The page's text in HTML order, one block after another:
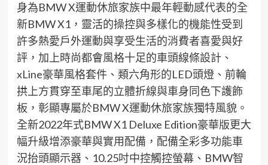
身為BMW X運動休旅家族中最年輕動感代表的全
新BMW X1，靈活的操控與多樣化的機能性受到
許多熱愛戶外運動與享受生活的消費者喜愛與好
評，加上時尚都會風格十足的車頭線條設計、
xLine豪華風格套件、類六角形的LED頭燈、前輪
拱上方貫穿至車尾的立體折線與車身同色下護飾
板，彰顯專屬於BMW X運動休旅家族獨特風貌。
全新2022年式BMW X1 Deluxe Edition豪華版更大
幅升級增添豪華與實用配備，配備全彩多功能車
況抬頭顯示器、10.25吋中控觸控螢幕、BMW智